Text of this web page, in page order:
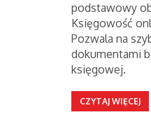
podstawowy
Księgowość
Pozwala na
dokumentami
księgowej.
CZYTAJ WIĘCEJ